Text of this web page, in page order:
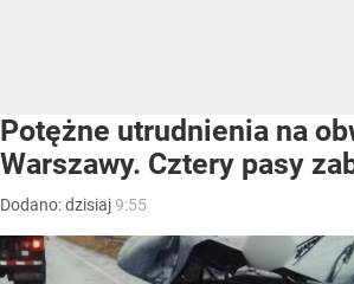
Potężne utrudnienia na
Warszawy. Cztery pasy
Dodano:dzisiaj9:55